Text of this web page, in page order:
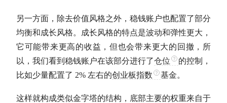
另一方面，除去价值风格之外，稳钱账户也配置了部分
均衡和成长风格。成长风格的特点是波动和弹性更大，
它可能带来更高的收益，但也会带来更大的回撤，所
以，我们看到稳钱账户在该部分进行了仓位
的控制，
比如少量配置了 2% 左右的创业板指数 基金。
这样就构成类似金字塔的结构，底部主要的权重来自于